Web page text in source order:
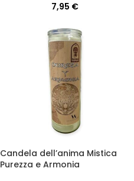
7,95 €
Candela dell’anima Mistica
Purezza e Armonia